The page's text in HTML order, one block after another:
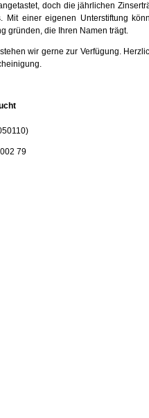
doch die jährlichen
Mit einer eigenen Unterstiftung
gründen, die Ihren Namen trägt.
wir gerne zur Verfügung.
79